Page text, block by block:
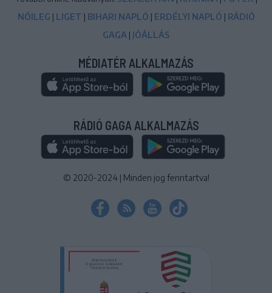
NŐILEG | LIGET | BIHARI NAPLÓ | ERDÉLYI NAPLÓ | RÁDIÓ
GAGA | JÓÁLLÁS
MÉDIATÉR ALKALMAZÁS
RÁDIÓ GAGA ALKALMAZÁS
© 2020-2024 | Minden jog fenntartva!